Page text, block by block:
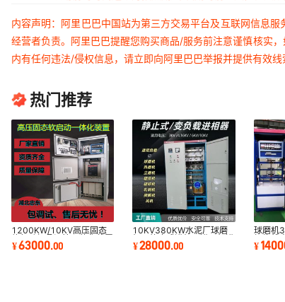
内容声明：阿里巴巴中国站为第三方交易平台及互联网信息
经营者负责。阿里巴巴提醒您购买商品/服务前注意谨慎核实
内有任何违法/侵权信息，请立即向阿里巴巴举报并提供有效线
热门推荐
1200KW/10KV高压固态
软起动柜晶闸管一体化装置
¥63000.00
10KV380KW水泥厂球磨
机用静止式进相器进项机进
相柜
¥28000.00
球磨机
柜绕线
¥